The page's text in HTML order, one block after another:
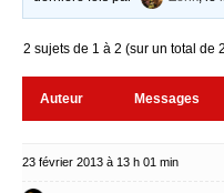
2 sujets de 1 à 2 (sur un total de
Auteur Messages
23 février 2013 à 13 h 01 min